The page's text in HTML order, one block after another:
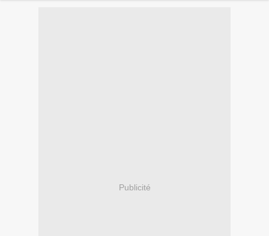
Publicité